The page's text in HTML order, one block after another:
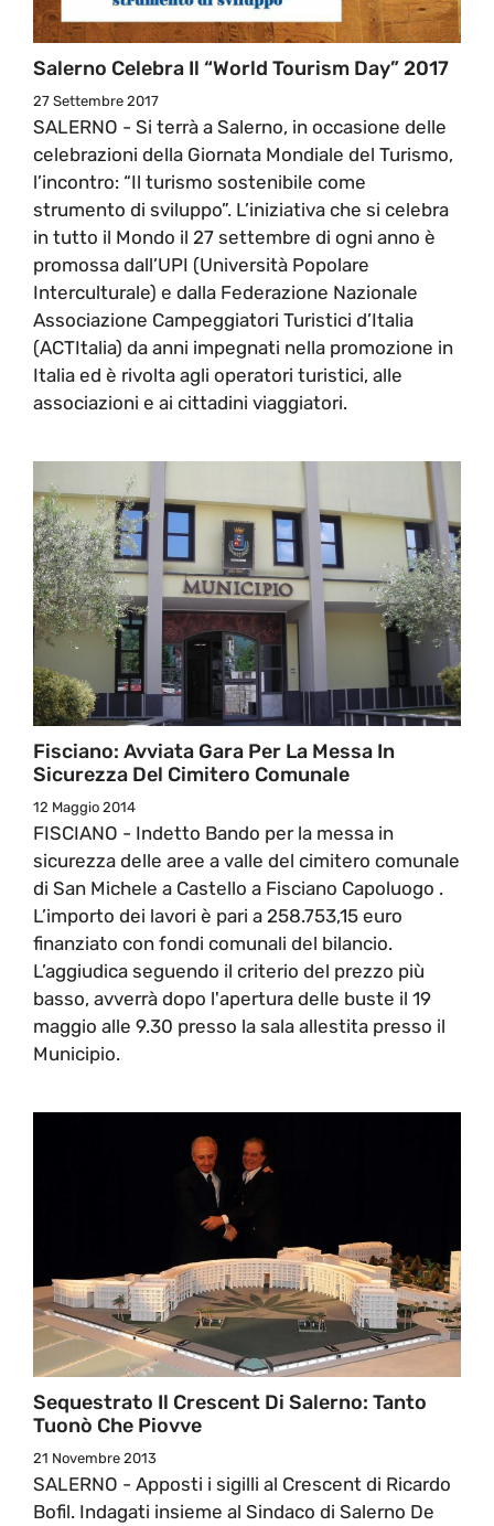
Salerno Celebra Il “World Tourism Day” 2017
27 Settembre 2017
SALERNO - Si terrà a Salerno, in occasione delle
celebrazioni della Giornata Mondiale del Turismo,
l’incontro: “Il turismo sostenibile come
strumento di sviluppo”. L’iniziativa che si celebra
in tutto il Mondo il 27 settembre di ogni anno è
promossa dall’UPI (Università Popolare
Interculturale) e dalla Federazione Nazionale
Associazione Campeggiatori Turistici d’Italia
(ACTItalia) da anni impegnati nella promozione in
Italia ed è rivolta agli operatori turistici, alle
associazioni e ai cittadini viaggiatori.
Fisciano: Avviata Gara Per La Messa In
Sicurezza Del Cimitero Comunale
12 Maggio 2014
FISCIANO - Indetto Bando per la messa in
sicurezza delle aree a valle del cimitero comunale
di San Michele a Castello a Fisciano Capoluogo .
L’importo dei lavori è pari a 258.753,15 euro
finanziato con fondi comunali del bilancio.
L’aggiudica seguendo il criterio del prezzo più
basso, avverrà dopo l'apertura delle buste il 19
maggio alle 9.30 presso la sala allestita presso il
Municipio.
Sequestrato Il Crescent Di Salerno: Tanto
Tuonò Che Piovve
21 Novembre 2013
SALERNO - Apposti i sigilli al Crescent di Ricardo
Bofil. Indagati insieme al Sindaco di Salerno De